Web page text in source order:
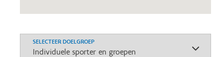
SELECTEER DOELGROEP